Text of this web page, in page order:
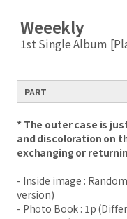
Weeekly
1st Single Album
PART
* The outer case is
and discoloration on
exchanging or
- Inside image :
version)
- Photo Book : 1p